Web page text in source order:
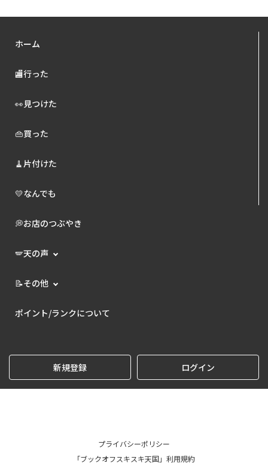
ホーム
🏬行った
👀見つけた
👜買った
🧹片付けた
💛なんでも
💭お店のつぶやき
🪽天の声
📝その他
ポイント/ランクについて
新規登録 ログイン
プライバシーポリシー
「ブックオフスキスキ天国」利用規約